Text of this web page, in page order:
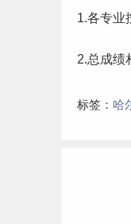
1.各专业
2.总成绩
标签： 哈